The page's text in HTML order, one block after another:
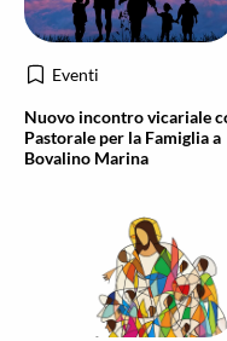
Eventi
Nuovo incontro vicariale
Pastorale per la Famiglia a
Bovalino Marina